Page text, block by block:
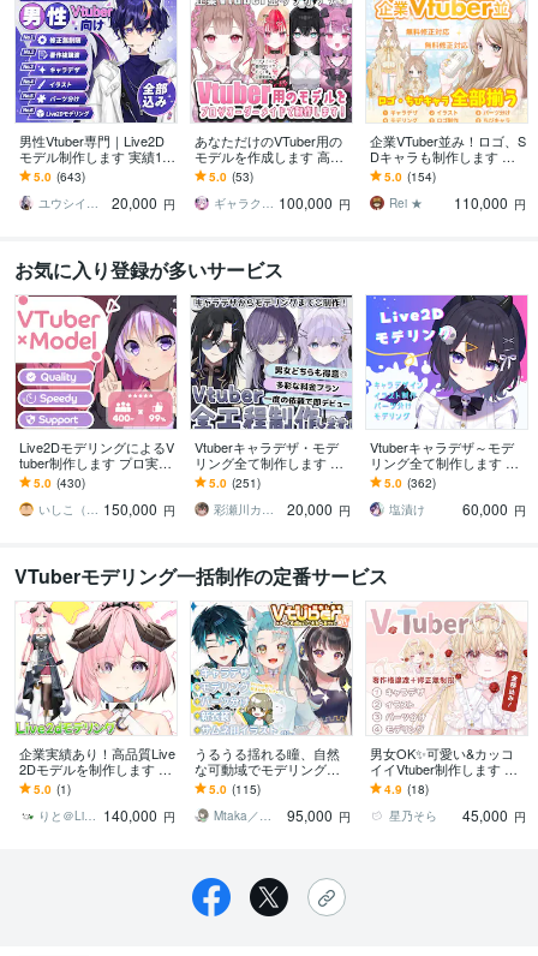
男性Vtuber専門｜Live2D
モデル制作します 実績17
00件以上｜全工程対応・
著作権譲渡込｜初心者も
安心
5.0 (643)
ユウシイ＠Vtuber制作
20,000 円
あなただけのVTuber用の
モデルを作成します 高ク
オリティな自分だけのモ
デルを作成させていただ
きます！
5.0 (53)
ギャラクシー 伊藤 100,000 円
企業VTuber並み！ロゴ、S
Dキャラも制作します デ
ビュー徹底サポート！満
足いくまで修正無制限、
著作権譲渡
5.0 (154)
Rei ★
110,000 円
お気に入り登録が多いサービス
Live2DモデリングによるV
tuber制作します プロ実績
7年以上のLive2Dモデリン
グによるVtuber
5.0 (430)
いしこ（ISHICO） 150,000 円
Vtuberキャラデザ・モデ
リング全て制作します 男
性女性キャラどちらも得
意です♪イラストのみモデ
リングのみ可
5.0 (251)
彩瀬川カトレア
20,000 円
Vtuberキャラデザ～モデ
リング全て制作します イ
ラストのみ・モデリング
のみのご依頼も可能で
す。
5.0 (362)
塩漬け
60,000 円
VTuberモデリング一括制作の定番サービス
企業実績あり！高品質Live
2Dモデルを制作します 最
高品質の仕上がりは動画
を是非ごらんください！
5.0 (1)
りと＠Live2dモデラー 140,000 円
うるうる揺れる瞳、自然
な可動域でモデリングし
ます モデリングのみもO
K！丁寧なヒアリングでご
案内致します◎
5.0 (115)
Mtaka／えむたか｜イラストレーター
95,000 円
男女OK✨可愛い&カッコ
イイVtuber制作します 先
着2名様！1万円OFF&表情
4点付/著作権譲渡/修正無
制限
4.9 (18)
星乃そら
45,000 円